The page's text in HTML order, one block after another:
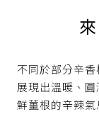
不同於部分辛
展現出溫暖、
鮮薑根的辛辣